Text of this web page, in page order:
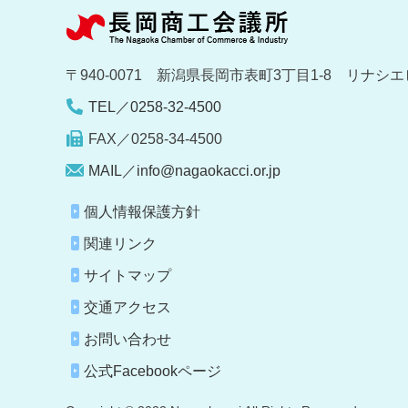
〒940-0071 新潟県長岡市表町3丁目1-8 リナシエ
TEL／0258-32-4500
FAX／0258-34-4500
MAIL／info@nagaokacci.or.jp
個人情報保護方針
関連リンク
サイトマップ
交通アクセス
お問い合わせ
公式Facebookページ